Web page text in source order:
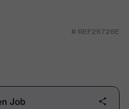
# REF26726E
Job